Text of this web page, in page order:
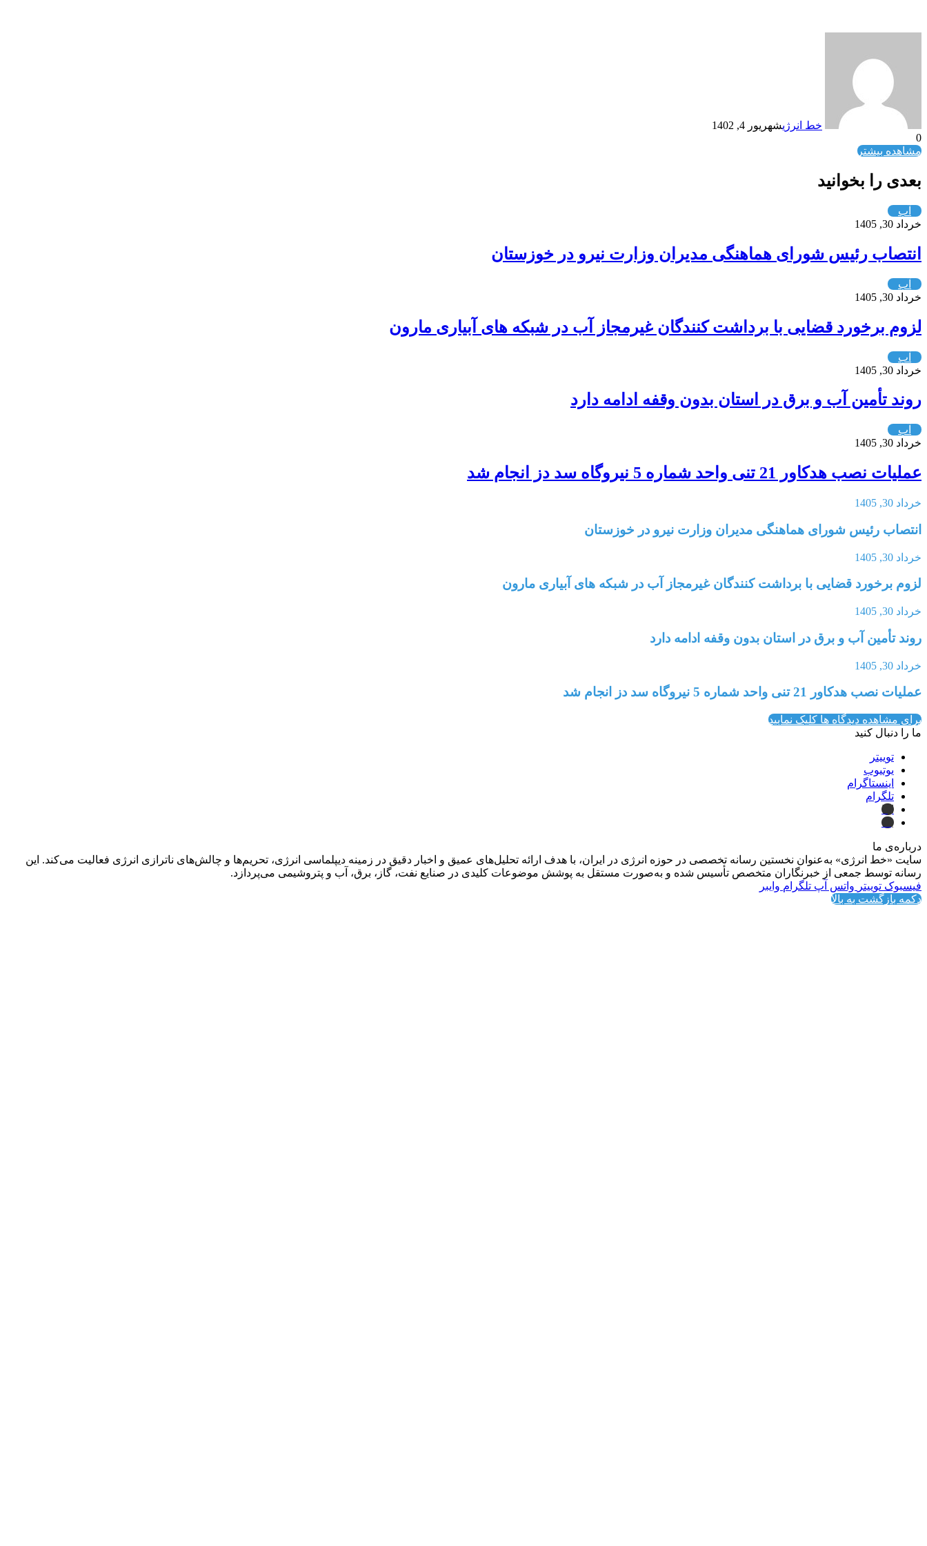
خط انرژیشهریور 4, 1402
0
مشاهده بیشتر
بعدی را بخوانید
آب
خرداد 30, 1405
انتصاب رئیس شورای هماهنگی مدیران وزارت نیرو در خوزستان
آب
خرداد 30, 1405
لزوم برخورد قضایی با برداشت کنندگان غیرمجاز آب در شبکه های آبیاری مارون
آب
خرداد 30, 1405
روند تأمین آب و برق در استان بدون وقفه ادامه دارد
آب
خرداد 30, 1405
عملیات نصب هدکاور 21 تنی واحد شماره 5 نیروگاه سد دز انجام شد
خرداد 30, 1405
انتصاب رئیس شورای هماهنگی مدیران وزارت نیرو در خوزستان
خرداد 30, 1405
لزوم برخورد قضایی با برداشت کنندگان غیرمجاز آب در شبکه های آبیاری مارون
خرداد 30, 1405
روند تأمین آب و برق در استان بدون وقفه ادامه دارد
خرداد 30, 1405
عملیات نصب هدکاور 21 تنی واحد شماره 5 نیروگاه سد دز انجام شد
برای مشاهده دیدگاه ها کلیک نمایید
ما را دنبال کنید
توییتر
یوتیوب
اینستاگرام
تلگرام
ایتا
بله
درباره‌ی ما
سایت «خط انرژی» به‌عنوان نخستین رسانه تخصصی در حوزه انرژی در ایران، با هدف ارائه تحلیل‌های عمیق و اخبار دقیق در زمینه دیپلماسی انرژی، تحریم‌ها و چالش‌های ناترازی انرژی فعالیت می‌کند. این
رسانه توسط جمعی از خبرنگاران متخصص تأسیس شده و به‌صورت مستقل به پوشش موضوعات کلیدی در صنایع نفت، گاز، برق، آب و پتروشیمی می‌پردازد.
فیسبوک توییتر واتس آپ تلگرام وایبر
دکمه بازگشت به بالا